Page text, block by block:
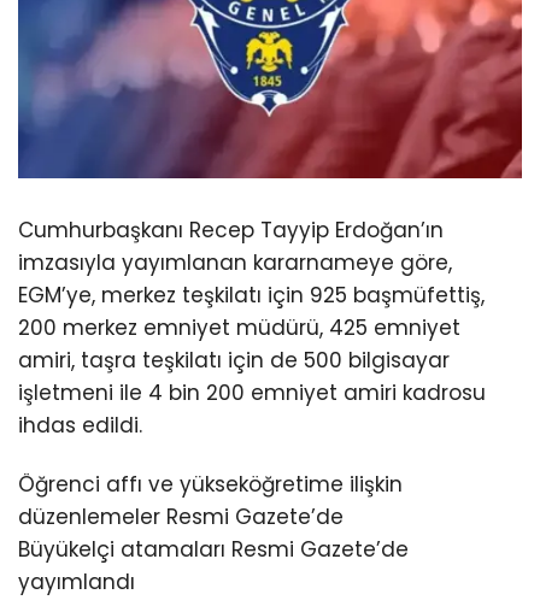
Cumhurbaşkanı Recep Tayyip Erdoğan’ın
imzasıyla yayımlanan kararnameye göre,
EGM’ye, merkez teşkilatı için 925 başmüfettiş,
200 merkez emniyet müdürü, 425 emniyet
amiri, taşra teşkilatı için de 500 bilgisayar
işletmeni ile 4 bin 200 emniyet amiri kadrosu
ihdas edildi.
Öğrenci affı ve yükseköğretime ilişkin
düzenlemeler Resmi Gazete’de
Büyükelçi atamaları Resmi Gazete’de
yayımlandı